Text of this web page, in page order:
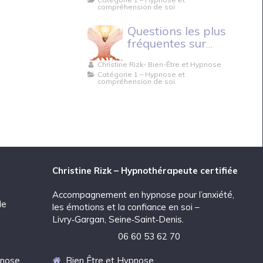
compréhension de soi
Questions les plus
fréquentes sur
Christine Rizk- Bien-Être et Hypnose
Catégorie 1 – Hypnose et
compréhension de soi
Christine Rizk – Hypnothérapeute certifiée
Accompagnement en hypnose pour l’anxiété,
les émotions et la confiance en soi –
Livry‑Gargan, Seine‑Saint‑Denis.
06 60 53 62 70
Bien Être et Hypnose